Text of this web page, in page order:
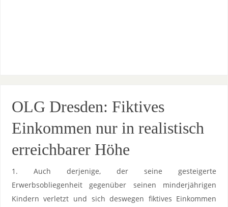
OLG Dresden: Fiktives
Einkommen nur in realistisch
erreichbarer Höhe
1. Auch derjenige, der seine gesteigerte
Erwerbsobliegenheit gegenüber seinen minderjährigen
Kindern verletzt und sich deswegen fiktives Einkommen